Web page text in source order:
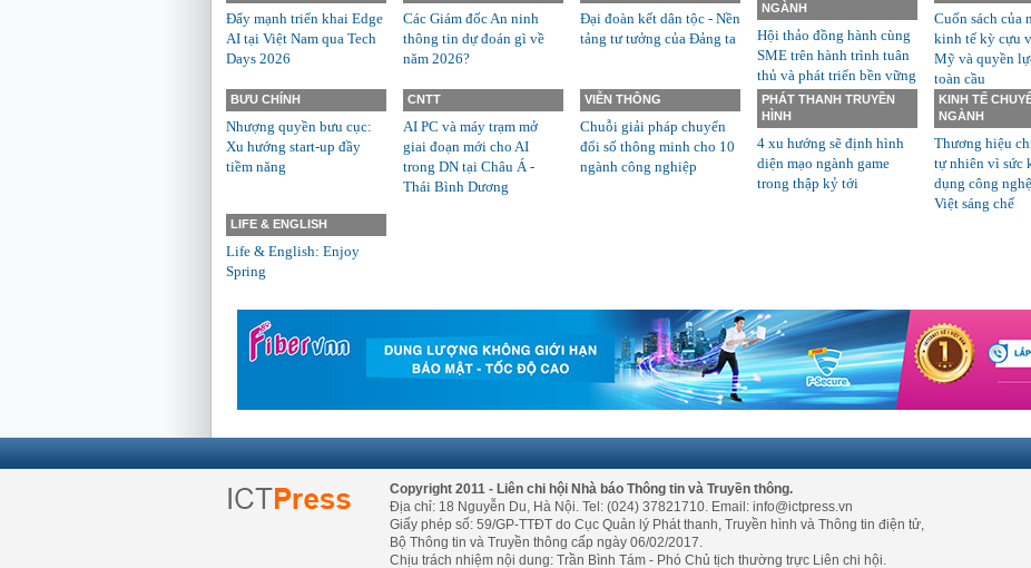
Đẩy mạnh triển khai Edge
AI tại Việt Nam qua Tech
Days 2026
Các Giám đốc An ninh
thông tin dự đoán gì về
năm 2026?
Đại đoàn kết dân tộc - Nền
tảng tư tưởng của Đảng ta
NGÀNH
Hội thảo đồng hành cùng
SME trên hành trình tuân
thủ và phát triển bền vững
Cuốn sách của
kinh tế kỳ cựu
Mỹ và quyền
toàn cầu
BƯU CHÍNH
Nhượng quyền bưu cục:
Xu hướng start-up đầy
tiềm năng
CNTT
AI PC và máy trạm mở
giai đoạn mới cho AI
trong DN tại Châu Á -
Thái Bình Dương
VIỄN THÔNG
Chuỗi giải pháp chuyển
đổi số thông minh cho 10
ngành công nghiệp
PHÁT THANH TRUYỀN
HÌNH
4 xu hướng sẽ định hình
diện mạo ngành game
trong thập kỷ tới
KINH TẾ
NGÀNH
Thương hiệu
tự nhiên vì sức
dụng công
Việt sáng chế
LIFE & ENGLISH
Life & English: Enjoy
Spring
Copyright 2011 - Liên chi hội Nhà báo Thông tin và Truyền thông.
Địa chỉ: 18 Nguyễn Du, Hà Nội. Tel: (024) 37821710. Email: info@ictpress.vn
Giấy phép số: 59/GP-TTĐT do Cục Quản lý Phát thanh, Truyền hình và Thông tin điện tử,
Bộ Thông tin và Truyền thông cấp ngày 06/02/2017.
Chịu trách nhiệm nội dung: Trần Bình Tám - Phó Chủ tịch thường trực Liên chi hội.